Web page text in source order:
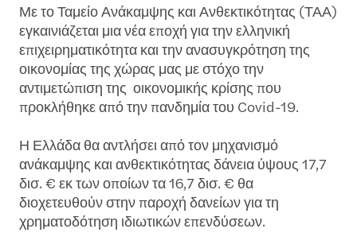
Με το Ταμείο Ανάκαμψης και Ανθεκτικότητας (ΤΑΑ)
εγκαινιάζεται μια νέα εποχή για την ελληνική
επιχειρηματικότητα και την ανασυγκρότηση της
οικονομίας της χώρας μας με στόχο την
αντιμετώπιση της οικονομικής κρίσης που
προκλήθηκε από την πανδημία του Covid-19.
Η Ελλάδα θα αντλήσει από τον μηχανισμό
ανάκαμψης και ανθεκτικότητας δάνεια ύψους 17,7
δισ. € εκ των οποίων τα 16,7 δισ. € θα
διοχετευθούν στην παροχή δανείων για τη
χρηματοδότηση ιδιωτικών επενδύσεων.